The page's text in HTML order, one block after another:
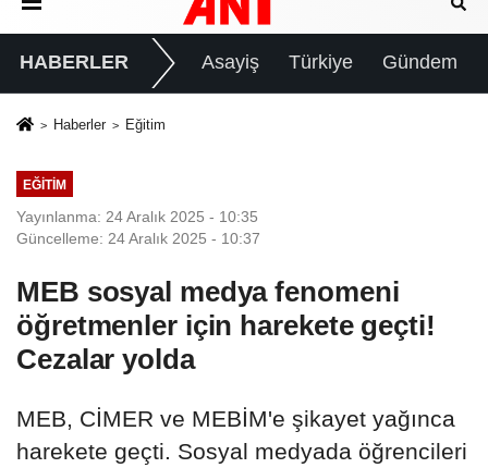
HABERLER Asayiş Türkiye Gündem
Haberler Eğitim
EĞITIM
Yayınlanma: 24 Aralık 2025 - 10:35
Güncelleme: 24 Aralık 2025 - 10:37
MEB sosyal medya fenomeni
öğretmenler için harekete geçti!
Cezalar yolda
MEB, CİMER ve MEBİM'e şikayet yağınca
harekete geçti. Sosyal medyada öğrencileri